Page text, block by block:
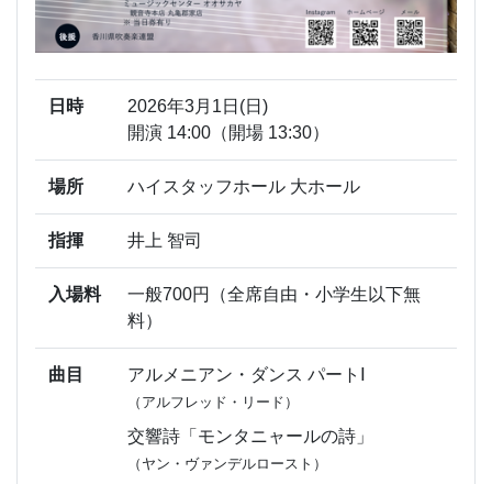
日時
2026年3月1日(日)
開演 14:00（開場 13:30）
場所 ハイスタッフホール 大ホール
指揮 井上 智司
入場料
一般700円（全席自由・小学生以下無
料）
曲目 アルメニアン・ダンス パートⅠ
（アルフレッド・リード）
交響詩「モンタニャールの詩」
（ヤン・ヴァンデルロースト）